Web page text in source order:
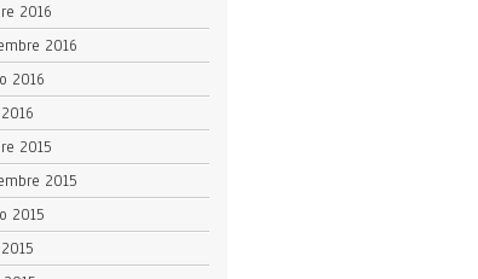
2016
2016
2016
2015
2015
2015